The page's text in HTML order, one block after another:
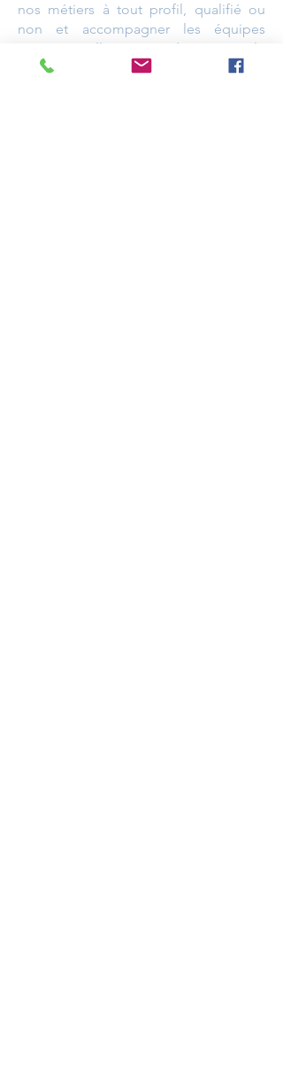
nos métiers à tout profil, qualifié ou
non et accompagner les équipes
opérationnelles dans le
développement de leurs compétences